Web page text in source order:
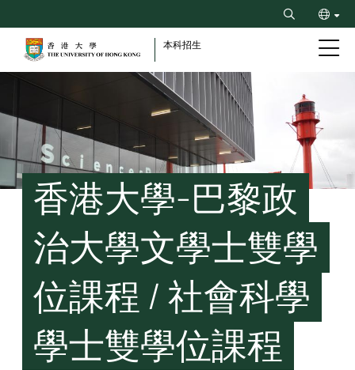
to
content
Search
本科招生
Breadcrumb
香港大學-巴黎政
治大學文學士雙學
位課程 / 社會科學
學士雙學位課程